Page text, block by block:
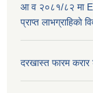
आ व २०८१/८२ मा
प्राप्त लाभग्राहिकाे
दरखास्त फारम